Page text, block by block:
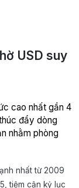
USD suy
cao nhất gần 4
đẩy dòng
nhằm phòng
nhất từ 2009
tiệm cận kỷ lục